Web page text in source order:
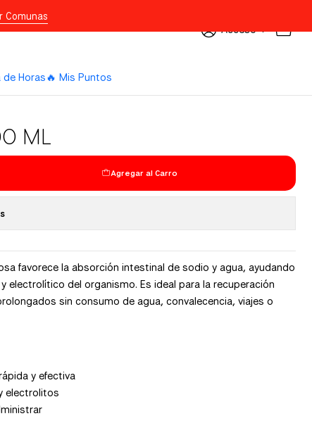
Acceso
de Horas🔥 Mis Puntos
Comunas
ML
Agregar al Carro
favorece la absorción intestinal de sodio y agua, ayudando
electrolítico del organismo. Es ideal para la recuperación
sin consumo de agua, convalecencia, viajes o
y efectiva
electrolitos